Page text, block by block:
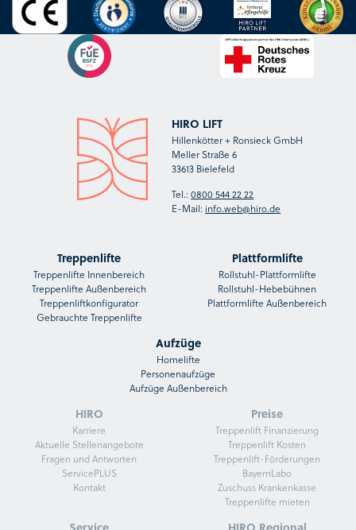
HIRO LIFT
Hillenkötter + Ronsieck GmbH
Meller Straße 6
33613 Bielefeld
Tel.:0800 544 22 22
E-Mail: info.web@hiro.de
Treppenlifte
Treppenlifte Innenbereich
Treppenlifte Außenbereich
Treppenliftkonfigurator
Gebrauchte Treppenlifte
Plattformlifte
Rollstuhl-Plattformlifte
Rollstuhl-Hebebühnen
Plattformlifte Außenbereich
Aufzüge
Homelifte
Personenaufzüge
Aufzüge Außenbereich
HIRO
Karriere
Aktuelle Stellenangebote
Fragen und Antworten
ServicePLUS
Kontakt
Preise
Treppenlift Finanzierung
Treppenlift Kosten
Treppenlift-Förderungen
BayernLabo
Zuschuss Krankenkasse
Treppenlifte mieten
Service HIRO Regional